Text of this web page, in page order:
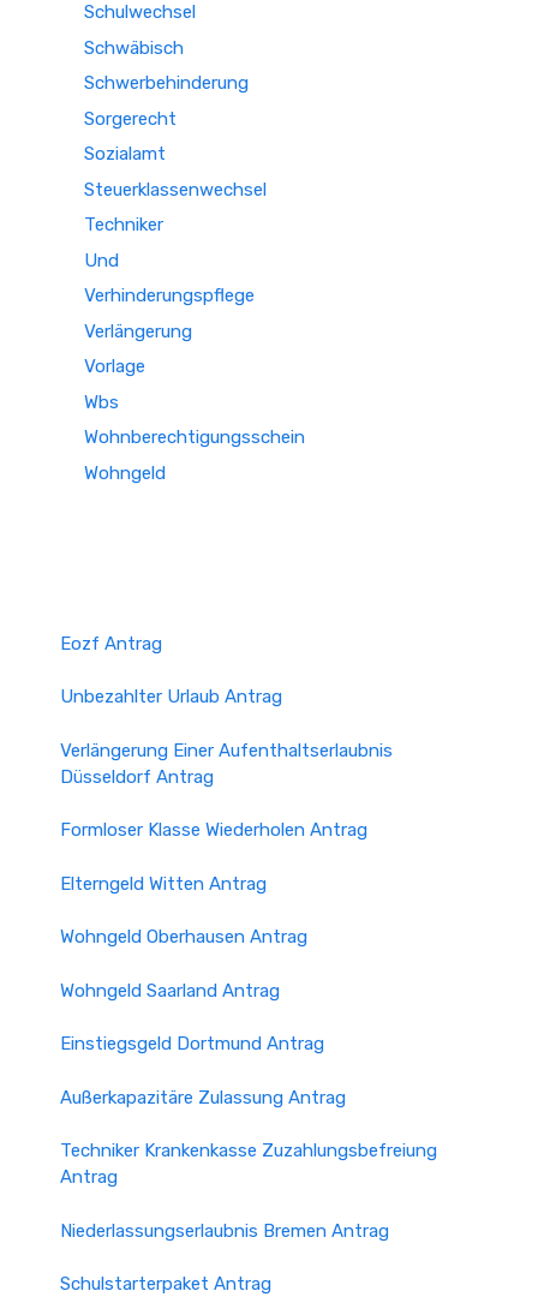
Schulwechsel
Schwäbisch
Schwerbehinderung
Sorgerecht
Sozialamt
Steuerklassenwechsel
Techniker
Und
Verhinderungspflege
Verlängerung
Vorlage
Wbs
Wohnberechtigungsschein
Wohngeld
Eozf Antrag
Unbezahlter Urlaub Antrag
Verlängerung Einer Aufenthaltserlaubnis
Düsseldorf Antrag
Formloser Klasse Wiederholen Antrag
Elterngeld Witten Antrag
Wohngeld Oberhausen Antrag
Wohngeld Saarland Antrag
Einstiegsgeld Dortmund Antrag
Außerkapazitäre Zulassung Antrag
Techniker Krankenkasse Zuzahlungsbefreiung
Antrag
Niederlassungserlaubnis Bremen Antrag
Schulstarterpaket Antrag